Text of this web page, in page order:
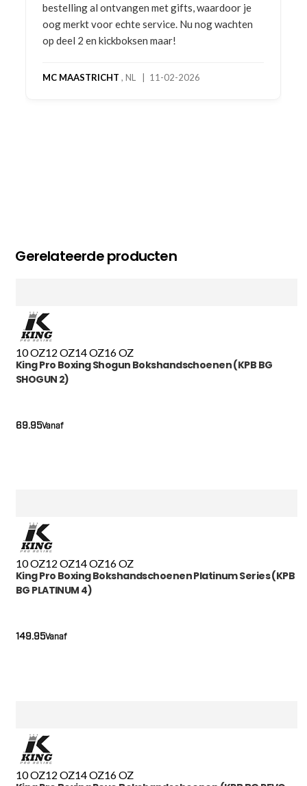
bestelling al ontvangen met gifts, waardoor je
oog merkt voor echte service. Nu nog wachten
op deel 2 en kickboksen maar!
MC MAASTRICHT , NL | 11-02-2026
Gerelateerde producten
10 OZ12 OZ14 OZ16 OZ
King Pro Boxing Shogun Bokshandschoenen (KPB BG
SHOGUN 2)
Vanaf
69.95
10 OZ12 OZ14 OZ16 OZ
King Pro Boxing Bokshandschoenen Platinum Series (KPB
BG PLATINUM 4)
Vanaf
149.95
10 OZ12 OZ14 OZ16 OZ